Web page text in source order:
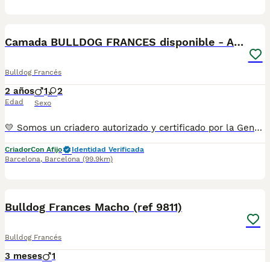
Camada BULLDOG FRANCES disponible - AQUANATURA
Bulldog Francés
2 años
Edad
1 2
Sexo
💛 Somos un criadero autorizado y certificado por la Generalitat de Catalunya. VEN A VERLOS PERSONALMENTE 📌 Estamos en la calle Roger de Flor 45, muy cerca del Arc de Triomf de Barcelona, de Lunes a Sábados, desde las 10h hasta las 21:00h. MAS INFO ☎️ 933095977 📱 685878504 FOTOS Y VIDEOS 💻 www.aquanatura.es 🚙 HACEMOS ENVIOS Se entregan vacunados, desparasitados interna y externamente, con microchip y su registro, con cartilla sanitaria y contrato de garantías, bajo la supervisión de nuestro equipo veterinario.
CriadorCon Afijo
Identidad Verificada
Barcelona, Barcelona (99.9km)
Bulldog Frances Macho (ref 9811)
Bulldog Francés
3 meses 1